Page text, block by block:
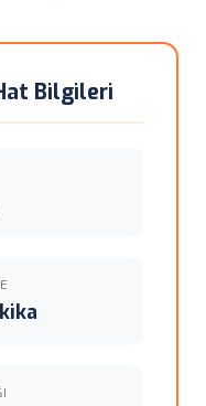
Bilgileri